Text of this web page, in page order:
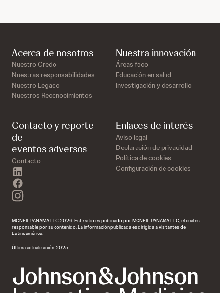
Acerca de nosotros
Nuestro Credo
Nuestras responsabilidades
Nuestro Legado
Nuestros Reconocimientos
Nuestra innovación
Áreas foco
Educación en salud
Investigación y desarrollo
Contacto y reporte
de
eventos adversos
Contacto
instagram
Enlaces de interés
Aviso legal
Declaración de privacidad
Política de cookies
Configuración de cookies
MCNEIL PANAMA LLC 2026. Este sitio es publicado por MCNEIL PANAMA LLC, el cual es
responsable por su contenido. La información publicada es dirigida a visitantes de
Latinoamérica.
Última actualización: 2025.